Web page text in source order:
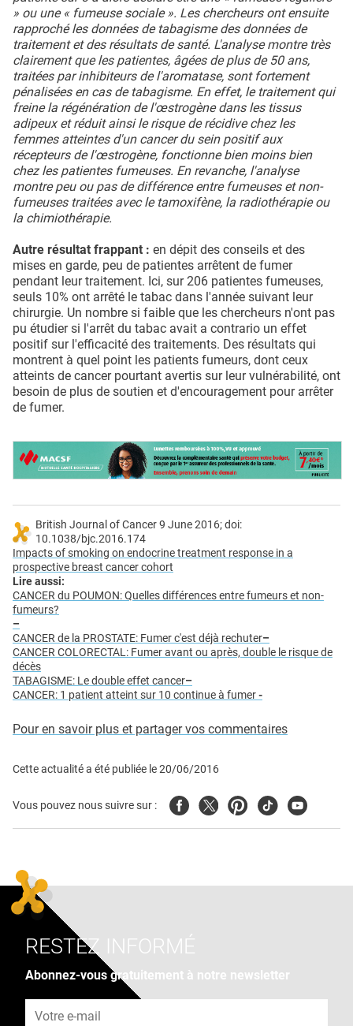
» ou une « fumeuse sociale ». Les chercheurs ont ensuite
rapproché les données de tabagisme des données de
traitement et des résultats de santé. L'analyse montre très
clairement que les patientes, âgées de plus de 50 ans,
traitées par inhibiteurs de l'aromatase, sont fortement
pénalisées en cas de tabagisme. En effet, le traitement qui
freine la régénération de l'œstrogène dans les tissus
adipeux et réduit ainsi le risque de récidive chez les
femmes atteintes d'un cancer du sein positif aux
récepteurs de l'œstrogène, fonctionne bien moins bien
chez les patientes fumeuses. En revanche, l'analyse
montre peu ou pas de différence entre fumeuses et non-
fumeuses traitées avec le tamoxifène, la radiothérapie ou
la chimiothérapie.
Autre résultat frappant : en dépit des conseils et des
mises en garde, peu de patientes arrêtent de fumer
pendant leur traitement. Ici, sur 206 patientes fumeuses,
seuls 10% ont arrêté le tabac dans l'année suivant leur
chirurgie. Un nombre si faible que les chercheurs n'ont pas
pu étudier si l'arrêt du tabac avait a contrario un effet
positif sur l'efficacité des traitements. Des résultats qui
montrent à quel point les patients fumeurs, dont ceux
atteints de cancer pourtant avertis sur leur vulnérabilité, ont
besoin de plus de soutien et d'encouragement pour arrêter
de fumer.
British Journal of Cancer 9 June 2016; doi:
10.1038/bjc.2016.174
Impacts of smoking on endocrine treatment response in a
prospective breast cancer cohort
Lire aussi:
CANCER du POUMON: Quelles différences entre fumeurs et non-
fumeurs?
–
CANCER de la PROSTATE: Fumer c'est déjà rechuter–
CANCER COLORECTAL: Fumer avant ou après, double le risque de
décès
TABAGISME: Le double effet cancer–
CANCER: 1 patient atteint sur 10 continue à fumer-
Pour en savoir plus et partager vos commentaires
Cette actualité a été publiée le20/06/2016
Vous pouvez nous suivre sur : FacebookTwitterPinterest
TiktokYoutube
RESTEZ INFORMÉ
Abonnez-vous gratuitement à notre newsletter